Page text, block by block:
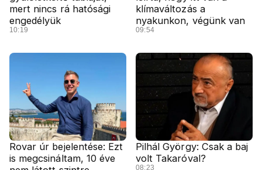
mert nincs rá hatósági
engedélyük
10:19
klímaváltozás a
nyakunkon, végünk van
09:54
Rovar úr bejelentése: Ezt
is megcsináltam, 10 éve
Pilhál György: Csak a baj
volt Takaróval?
08:23